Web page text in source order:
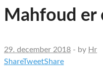
Mahfoud er
29. december 2018 - by Hr
ShareTweetShare